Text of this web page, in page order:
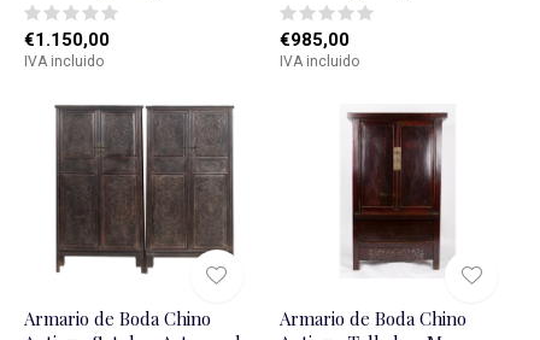
€1.150,00
IVA incluido
€985,00
IVA incluido
Armario de Boda Chino
Armario de Boda Chino